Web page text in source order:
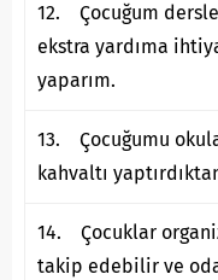
12. Çocuğum
ekstra yardıma
yaparım.
13. Çocuğumu
kahvaltı
14. Çocuklar
takip edebilir ve